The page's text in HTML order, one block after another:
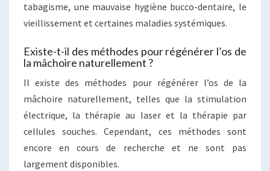
tabagisme, une mauvaise hygiène bucco-dentaire, le
vieillissement et certaines maladies systémiques.
Existe-t-il des méthodes pour régénérer l’os de
la mâchoire naturellement ?
Il existe des méthodes pour régénérer l’os de la
mâchoire naturellement, telles que la stimulation
électrique, la thérapie au laser et la thérapie par
cellules souches. Cependant, ces méthodes sont
encore en cours de recherche et ne sont pas
largement disponibles.